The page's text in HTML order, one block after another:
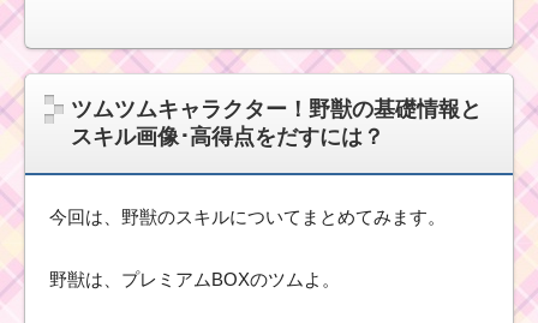
び
方
ツムツムキャラクター！野獣の基礎情報と
スキル画像･高得点をだすには？
今回は、野獣のスキルについてまとめてみます。
野獣は、プレミアムBOXのツムよ。